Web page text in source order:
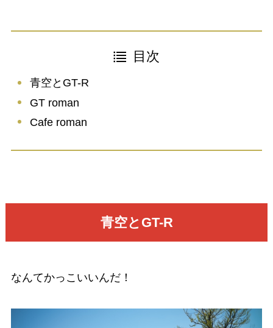
目次
青空とGT-R
GT roman
Cafe roman
青空とGT-R
なんてかっこいいんだ！